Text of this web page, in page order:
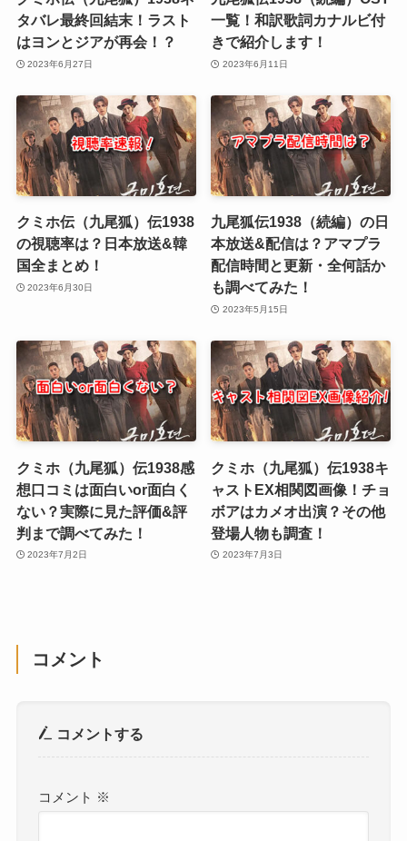
タバレ最終回結末！ラスト
はヨンとジアが再会！？
2023年6月27日
一覧！和訳歌詞カナルビ付
きで紹介します！
2023年6月11日
クミホ伝（九尾狐）伝1938
の視聴率は？日本放送&韓
国全まとめ！
2023年6月30日
九尾狐伝1938（続編）の日
本放送&配信は？アマプラ
配信時間と更新・全何話か
も調べてみた！
2023年5月15日
クミホ（九尾狐）伝1938感
想口コミは面白いor面白く
ない？実際に見た評価&評
判まで調べてみた！
2023年7月2日
クミホ（九尾狐）伝1938キ
ャストEX相関図画像！チョ
ボアはカメオ出演？その他
登場人物も調査！
2023年7月3日
コメント
コメントする
コメント ※